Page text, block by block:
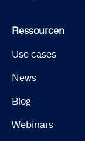
Ressourcen
Use cases
News
Blog
Webinars